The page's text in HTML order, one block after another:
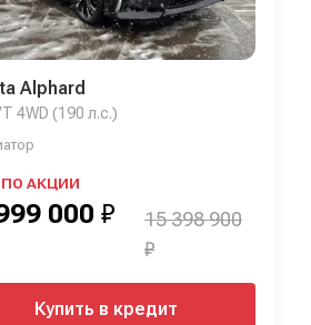
Alphard
4WD (190 л.с.)
АКЦИИ
000 ₽
15 398 900
₽
Купить в кредит